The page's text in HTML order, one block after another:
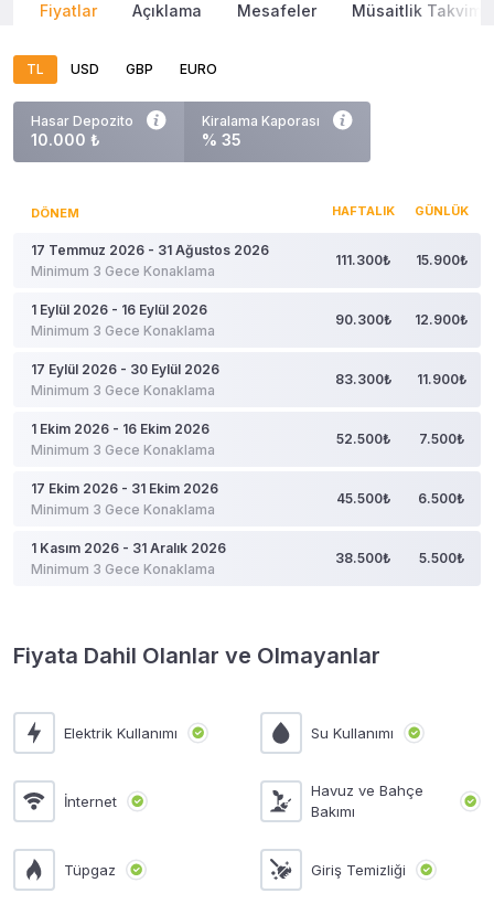
Fiyatlar Açıklama Mesafeler Müsaitlik Takvimi
TL USD GBP EURO
Hasar Depozito
10.000 ₺
Kiralama Kaporası
% 35
DÖNEM HAFTALIK GÜNLÜK
17 Temmuz 2026 - 31 Ağustos 2026
Minimum 3 Gece Konaklama
111.300₺ 15.900₺
1 Eylül 2026 - 16 Eylül 2026
Minimum 3 Gece Konaklama
90.300₺ 12.900₺
17 Eylül 2026 - 30 Eylül 2026
Minimum 3 Gece Konaklama
83.300₺ 11.900₺
1 Ekim 2026 - 16 Ekim 2026
Minimum 3 Gece Konaklama
52.500₺ 7.500₺
17 Ekim 2026 - 31 Ekim 2026
Minimum 3 Gece Konaklama
45.500₺ 6.500₺
1 Kasım 2026 - 31 Aralık 2026
Minimum 3 Gece Konaklama
38.500₺ 5.500₺
Fiyata Dahil Olanlar ve Olmayanlar
Elektrik Kullanımı Su Kullanımı
İnternet
Havuz ve Bahçe
Bakımı
Tüpgaz Giriş Temizliği